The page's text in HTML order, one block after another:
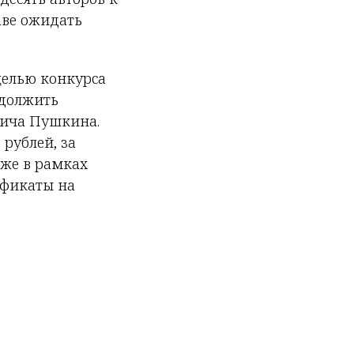
ожидать
конкурса
Пушкина.
за
в рамках
на